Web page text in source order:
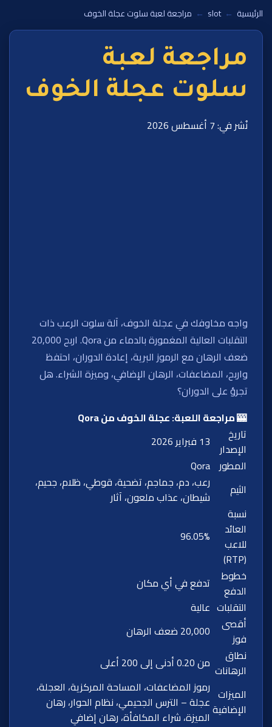
الرئيسية ←
slot
← مراجعة لعبة سلوت عجلة الخوف
مراجعة لعبة
سلوت عجلة الخوف
نُشر في: 7 أغسطس 2026
واجه مخاوفك في عجلة الخوف، آلة سلوت الرعب ذات
التقلبات العالية المغمورة بالدماء من Qora. اربح 20,000
ضعف الرهان مع الرموز البرية، إعادة الدوران، احتفظ
واربح، المضاعفات، الرهان الإضافي، وميزة الشراء. هل
تجرؤ على الدوران؟
🎰 مراجعة اللعبة: عجلة الخوف من Qora
تاريخ
الإصدار 13 فبراير 2026
المطور Qora
الثيم
رعب، دم، جماجم، تضحية، قوطي، ظلام، جحيم،
شيطان، عذاب ملعون، آثار
نسبة
العائد
للاعب
(RTP)
96.05%
خطوط
الدفع
تدفع في أي مكان
التقلبات عالية
أقصى
فوز
20,000 ضعف الرهان
نطاق
الرهانات من 0.20 أدنى إلى 200 أعلى
الميزات
الإضافية
رموز المضاعفات، المساحة المركزية، العجلة،
عجلة – الترس الجحيمي، نظام الحوار، رهان
الميزة، شراء المكافأة، رهان إضافي